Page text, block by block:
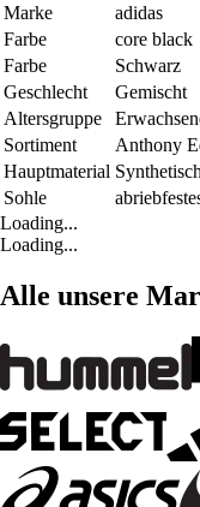
Marke
adidas
Farbe
core black
Farbe
Schwarz
Geschlecht
Gemischt
Altersgruppe
Sortiment
Anthony
Hauptmaterial
Sohle
Loading...
Loading...
Alle unsere